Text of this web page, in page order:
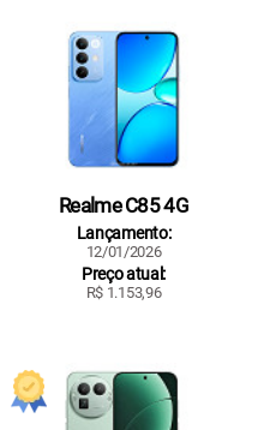
Realme C85 4G
Lançamento:
12/01/2026
Preço atual:
R$ 1.153,96